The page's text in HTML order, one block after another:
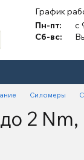
График
Пн-пт:
с
Сб-вс:
Силомеры
2